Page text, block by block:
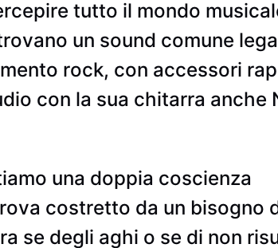
tutto il mondo
un sound comune
rock, con accessori
con la sua chitarra anche
una doppia coscienza
costretto da un bisogno
se degli aghi o se di non